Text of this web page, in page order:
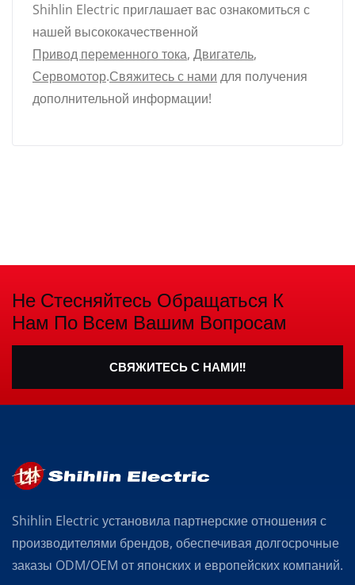
Shihlin Electric приглашает вас ознакомиться с
нашей высококачественной
Привод переменного тока, Двигатель,
Сервомотор.Свяжитесь с нами для получения
дополнительной информации!
Не Стесняйтесь Обращаться К
Нам По Всем Вашим Вопросам
СВЯЖИТЕСЬ С НАМИ!!
Shihlin Electric установила партнерские отношения с
производителями брендов, обеспечивая долгосрочные
заказы ODM/OEM от японских и европейских компаний.